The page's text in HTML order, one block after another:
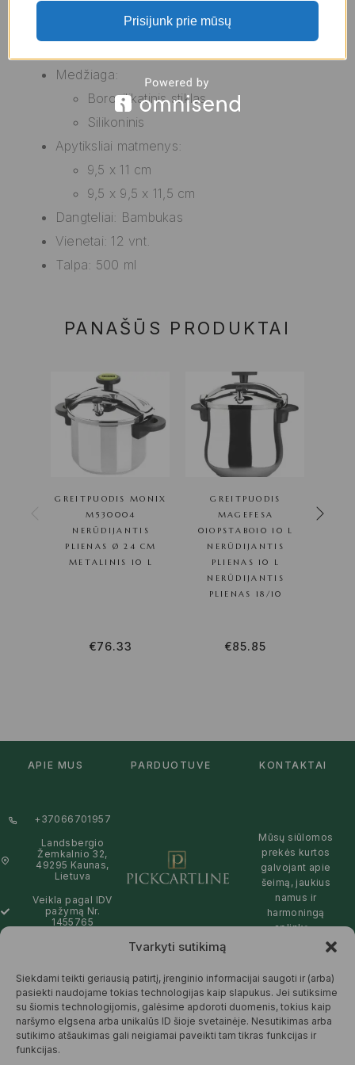
Tvarkyti sutikimą
Siekdami teikti geriausią patirtį, įrenginio informacijai saugoti ir (arba)
pasiekti naudojame tokias technologijas kaip slapukus. Jei sutiksime
su šiomis technologijomis, galėsime apdoroti duomenis, tokius kaip
naršymo elgsena arba unikalūs ID šioje svetainėje. Nesutikimas arba
sutikimo atšaukimas gali neigiamai paveikti tam tikras funkcijas ir
funkcijas.
stiklas Bambukas Silikoninis 500 ml 9,5 x 9,5 x
11,5 cm (12 vnt.) (9,5 x 11 cm)už geriausią kainą.
Medžiaga:
Borosilikatinis stiklas
Silikoninis
Apytiksliai matmenys:
9,5 x 11 cm
9,5 x 9,5 x 11,5 cm
Dangteliai: Bambukas
Vienetai: 12 vnt.
Talpa: 500 ml
PANAŠŪS PRODUKTAI
GREITPUODIS MONIX
M530004
NERŪDIJANTIS
PLIENAS Ø 24 CM
METALINIS 10 L
€76.33
GREITPUODIS
MAGEFESA
01OPSTABO10 10 L
NERŪDIJANTIS
PLIENAS 10 L
NERŪDIJANTIS
PLIENAS 18/10
€85.85
APIE MUS PARDUOTUVĖ KONTAKTAI
+37066701957
Landsbergio
Žemkalnio 32,
49295 Kaunas,
Lietuva
Veikla pagal IDV
pažymą Nr.
1455765
09:00 - 19:00
Mūsų siūlomos
prekės kurtos
galvojant apie
šeimą, jaukius
namus ir
harmoningą
aplinką –
draugiškos tiek
Jums, tiek
gamtai.
DAUGIAU
Prisijunk prie mūsų